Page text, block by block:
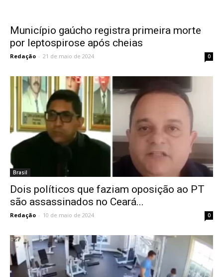
Município gaúcho registra primeira morte
por leptospirose após cheias
Redação - 21 de maio de 2024 0
Brasil
Dois políticos que faziam oposição ao PT
são assassinados no Ceará...
Redação - 10 de maio de 2024 0